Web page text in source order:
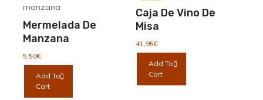
opciones
Mermelada De
Manzana
5,50€
Add To
Cart
Caja De Vino De
Misa
Valorado con
5.00
de 5
41,95€
Add To
Cart